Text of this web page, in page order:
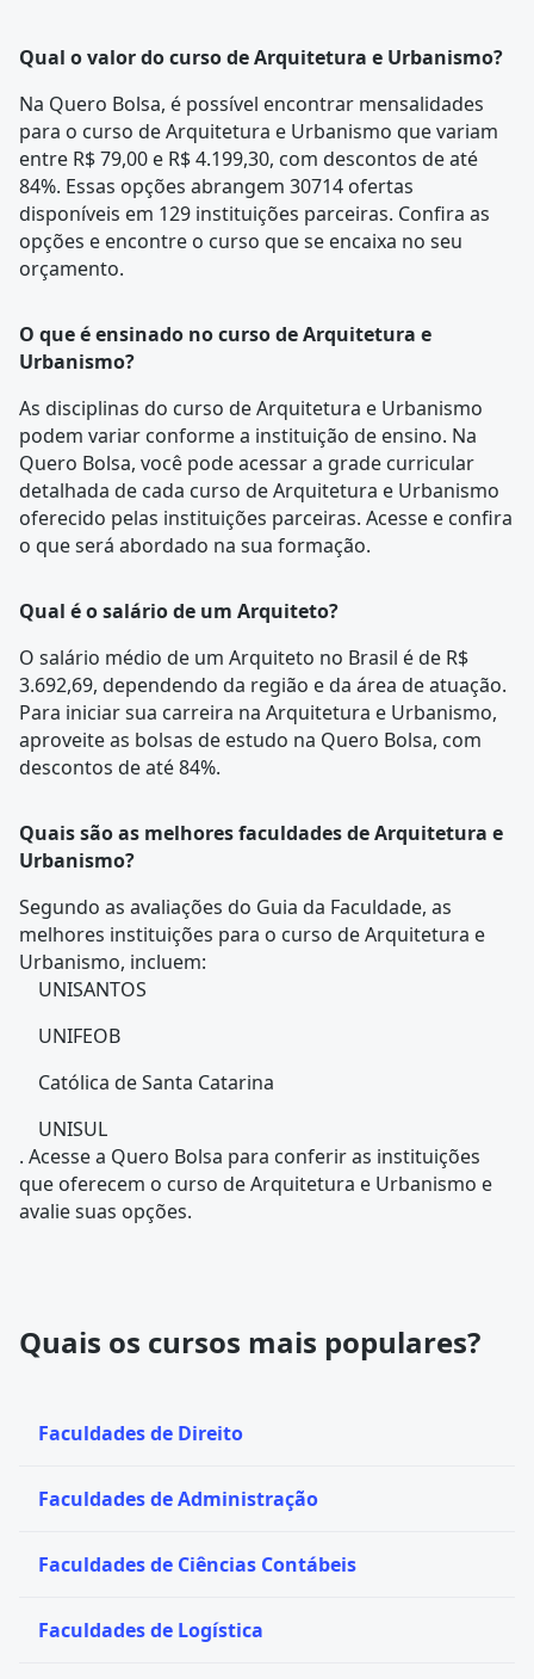
Qual o valor do curso de Arquitetura e Urbanismo?
Na Quero Bolsa, é possível encontrar mensalidades
para o curso de Arquitetura e Urbanismo que variam
entre R$ 79,00 e R$ 4.199,30, com descontos de até
84%. Essas opções abrangem 30714 ofertas
disponíveis em 129 instituições parceiras. Confira as
opções e encontre o curso que se encaixa no seu
orçamento.
O que é ensinado no curso de Arquitetura e
Urbanismo?
As disciplinas do curso de Arquitetura e Urbanismo
podem variar conforme a instituição de ensino. Na
Quero Bolsa, você pode acessar a grade curricular
detalhada de cada curso de Arquitetura e Urbanismo
oferecido pelas instituições parceiras. Acesse e confira
o que será abordado na sua formação.
Qual é o salário de um Arquiteto?
O salário médio de um Arquiteto no Brasil é de R$
3.692,69, dependendo da região e da área de atuação.
Para iniciar sua carreira na Arquitetura e Urbanismo,
aproveite as bolsas de estudo na Quero Bolsa, com
descontos de até 84%.
Quais são as melhores faculdades de Arquitetura e
Urbanismo?
Segundo as avaliações do Guia da Faculdade, as
melhores instituições para o curso de Arquitetura e
Urbanismo, incluem:
UNISANTOS
UNIFEOB
Católica de Santa Catarina
UNISUL
. Acesse a Quero Bolsa para conferir as instituições
que oferecem o curso de Arquitetura e Urbanismo e
avalie suas opções.
Quais os cursos mais populares?
Faculdades de Direito
Faculdades de Administração
Faculdades de Ciências Contábeis
Faculdades de Logística